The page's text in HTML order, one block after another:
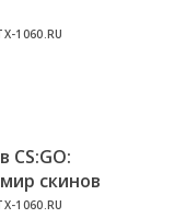
1060.RU
скинов
1060.RU